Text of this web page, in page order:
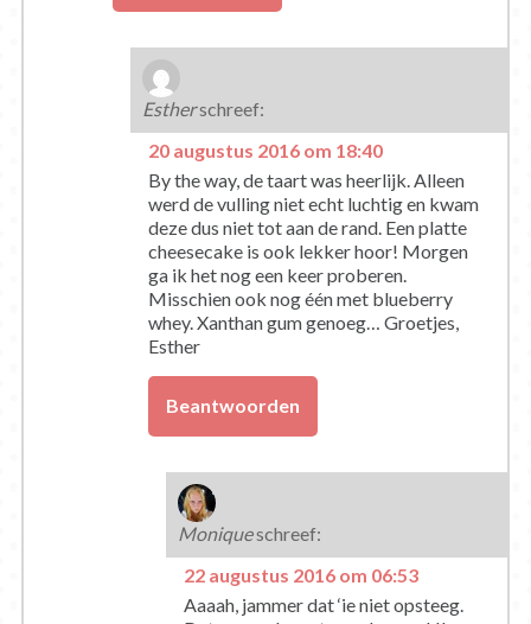
Estherschreef:
20 augustus 2016 om 18:40
By the way, de taart was heerlijk. Alleen
werd de vulling niet echt luchtig en kwam
deze dus niet tot aan de rand. Een platte
cheesecake is ook lekker hoor! Morgen
ga ik het nog een keer proberen.
Misschien ook nog één met blueberry
whey. Xanthan gum genoeg… Groetjes,
Esther
Beantwoorden
Moniqueschreef:
22 augustus 2016 om 06:53
Aaaah, jammer dat ‘ie niet opsteeg.